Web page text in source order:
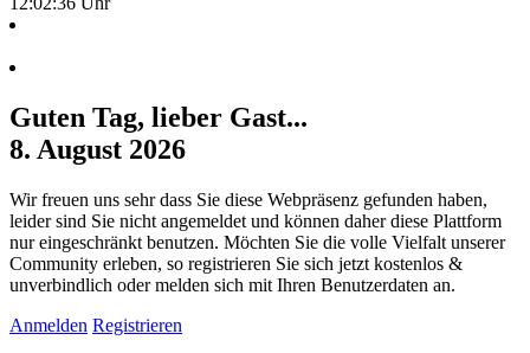
Guten Tag, lieber Gast...
8. August 2026
Wir freuen uns sehr dass Sie diese Webpräsenz gefunden haben,
leider sind Sie nicht angemeldet und können daher diese Plattform
nur eingeschränkt benutzen. Möchten Sie die volle Vielfalt unserer
Community erleben, so registrieren Sie sich jetzt kostenlos &
unverbindlich oder melden sich mit Ihren Benutzerdaten an.
Anmelden Registrieren